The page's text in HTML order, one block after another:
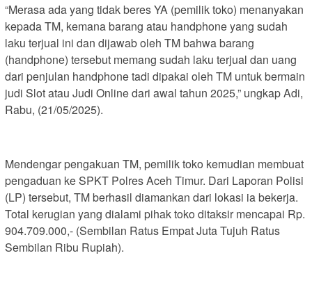
“Merasa ada yang tidak beres YA (pemilik toko) menanyakan
kepada TM, kemana barang atau handphone yang sudah
laku terjual ini dan dijawab oleh TM bahwa barang
(handphone) tersebut memang sudah laku terjual dan uang
dari penjulan handphone tadi dipakai oleh TM untuk bermain
judi Slot atau Judi Online dari awal tahun 2025,” ungkap Adi,
Rabu, (21/05/2025).
Mendengar pengakuan TM, pemilik toko kemudian membuat
pengaduan ke SPKT Polres Aceh Timur. Dari Laporan Polisi
(LP) tersebut, TM berhasil diamankan dari lokasi ia bekerja.
Total kerugian yang dialami pihak toko ditaksir mencapai Rp.
904.709.000,- (Sembilan Ratus Empat Juta Tujuh Ratus
Sembilan Ribu Rupiah).